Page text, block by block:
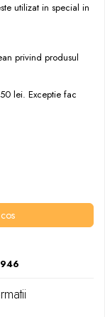
utilizat in special in
privind produsul
lei. Exceptie fac